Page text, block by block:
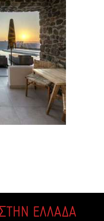
ΕΛΛΑΔΑ